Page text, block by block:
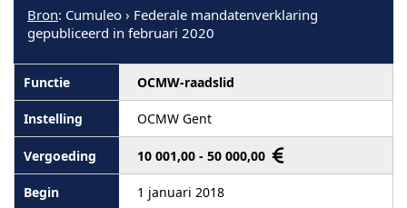
Bron: Cumuleo › Federale mandatenverklaring
gepubliceerd in februari 2020
OCMW-raadslid
OCMW Gent
10 001,00 - 50 000,00
1 januari 2018